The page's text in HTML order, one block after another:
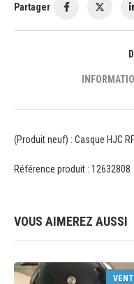
Partager
(Produit neuf) : Casque HJC
Référence produit : 12632808
VOUS AIMEREZ AUSSI